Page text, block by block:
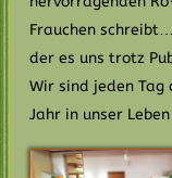
Frauchen
der es uns trotz
Wir sind jeden
Jahr in unser